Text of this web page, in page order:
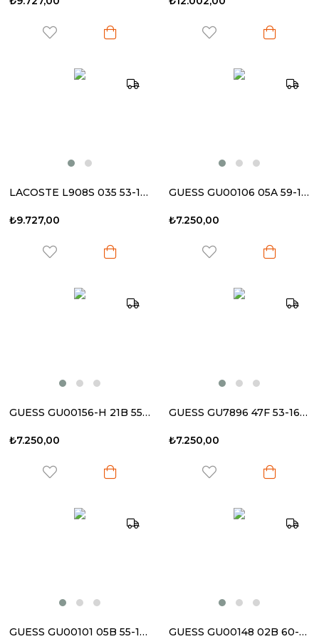
LACOSTE L908S 035 53-19 140 Kadın Güneş Gözlüğü
₺9.727,00
GUESS GU00106 05A 59-14 140 Kadın Güneş Gözlüğü
₺7.250,00
GUESS GU00156-H 21B 55-16 140 Kadın Güneş Gözlüğü
₺7.250,00
GUESS GU7896 47F 53-16 140 Kadın Güneş Gözlüğü
₺7.250,00
GUESS GU00101 05B 55-17 140 Kadın Güneş Gözlüğü GUESS GU00148 02B 60-16 135 Kadın Güneş Gözlüğü